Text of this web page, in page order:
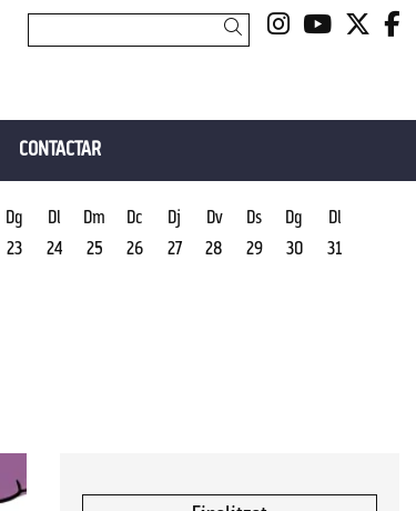
Link aLink a
Cercar
CONTACTAR
Dg
23
Dl
24
Dm
25
Dc
26
Dj
27
Dv
28
Ds
29
Dg
30
Dl
31